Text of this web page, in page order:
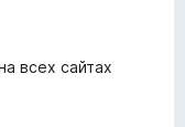
всех сайтах